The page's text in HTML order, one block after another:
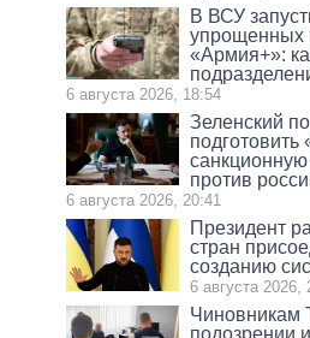
В ВСУ
упрощенных
«Армия+»:
6 августа 2026, 18:54
Зеленский
против
6 августа 2026, 20:41
Президент
стран
созданию
6 августа 2026,
Чиновникам